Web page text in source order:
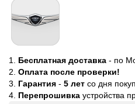
Бесплатная доставка - по
Оплата после проверки!
Гарантия - 5 лет со дня
Перепрошивка устройства